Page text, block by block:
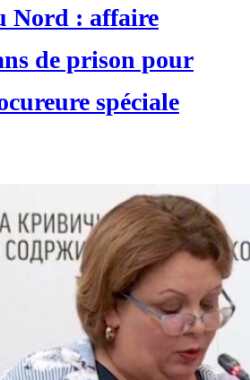
Nord : affaire
de prison pour
spéciale